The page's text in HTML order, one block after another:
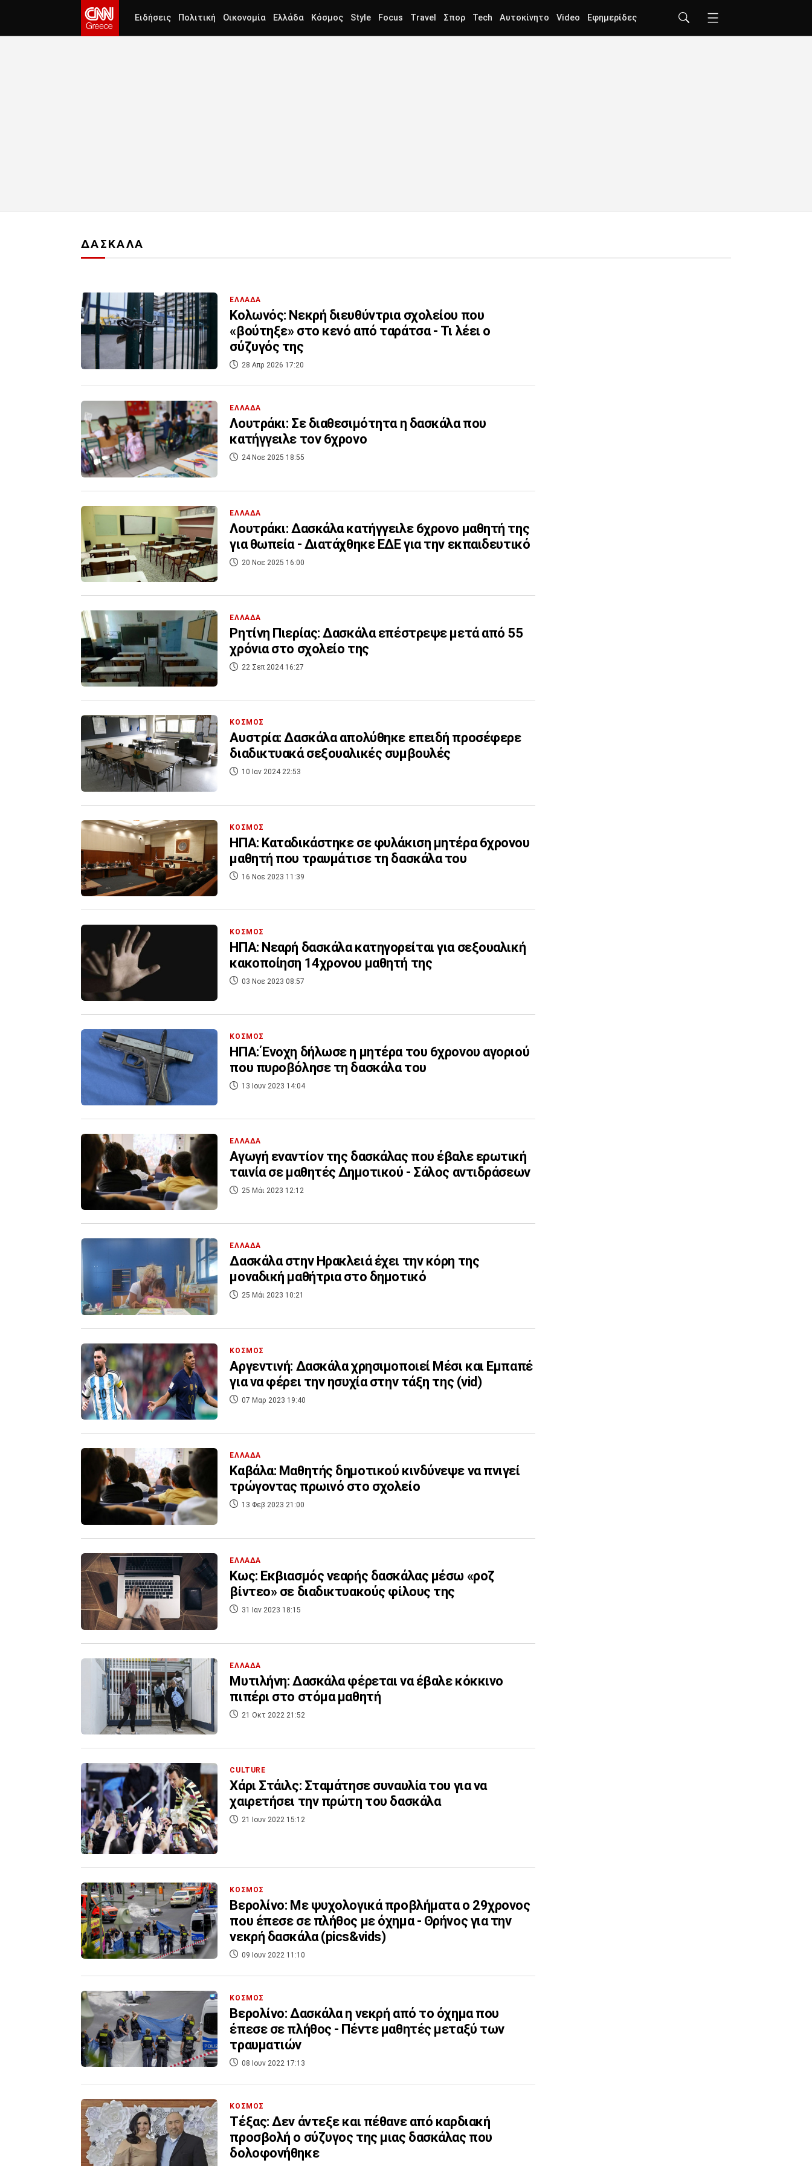
Ειδήσεις Πολιτική Οικονομία Ελλάδα Κόσμος Style Focus Travel Σπορ Tech Αυτοκίνητο Video Εφημερίδες
ΔΑΣΚΑΛΑ
ΕΛΛΑΔΑ
Κολωνός: Νεκρή διευθύντρια σχολείου που
«βούτηξε» στο κενό από ταράτσα - Τι λέει ο
σύζυγός της
28 Απρ 2026 17:20
ΕΛΛΑΔΑ
Λουτράκι: Σε διαθεσιμότητα η δασκάλα που
κατήγγειλε τον 6χρονο
24 Νοε 2025 18:55
ΕΛΛΑΔΑ
Λουτράκι: Δασκάλα κατήγγειλε 6χρονο μαθητή της
για θωπεία - Διατάχθηκε ΕΔΕ για την εκπαιδευτικό
20 Νοε 2025 16:00
ΕΛΛΑΔΑ
Ρητίνη Πιερίας: Δασκάλα επέστρεψε μετά από 55
χρόνια στο σχολείο της
22 Σεπ 2024 16:27
ΚΟΣΜΟΣ
Αυστρία: Δασκάλα απολύθηκε επειδή προσέφερε
διαδικτυακά σεξουαλικές συμβουλές
10 Ιαν 2024 22:53
ΚΟΣΜΟΣ
ΗΠΑ: Καταδικάστηκε σε φυλάκιση μητέρα 6χρονου
μαθητή που τραυμάτισε τη δασκάλα του
16 Νοε 2023 11:39
ΚΟΣΜΟΣ
ΗΠΑ: Νεαρή δασκάλα κατηγορείται για σεξουαλική
κακοποίηση 14χρονου μαθητή της
03 Νοε 2023 08:57
ΚΟΣΜΟΣ
ΗΠΑ: Ένοχη δήλωσε η μητέρα του 6χρονου αγοριού
που πυροβόλησε τη δασκάλα του
13 Ιουν 2023 14:04
ΕΛΛΑΔΑ
Αγωγή εναντίον της δασκάλας που έβαλε ερωτική
ταινία σε μαθητές Δημοτικού - Σάλος αντιδράσεων
25 Μάι 2023 12:12
ΕΛΛΑΔΑ
Δασκάλα στην Ηρακλειά έχει την κόρη της
μοναδική μαθήτρια στο δημοτικό
25 Μάι 2023 10:21
ΚΟΣΜΟΣ
Αργεντινή: Δασκάλα χρησιμοποιεί Μέσι και Εμπαπέ
για να φέρει την ησυχία στην τάξη της (vid)
07 Μαρ 2023 19:40
ΕΛΛΑΔΑ
Καβάλα: Μαθητής δημοτικού κινδύνεψε να πνιγεί
τρώγοντας πρωινό στο σχολείο
13 Φεβ 2023 21:00
ΕΛΛΑΔΑ
Κως: Εκβιασμός νεαρής δασκάλας μέσω «ροζ
βίντεο» σε διαδικτυακούς φίλους της
31 Ιαν 2023 18:15
ΕΛΛΑΔΑ
Μυτιλήνη: Δασκάλα φέρεται να έβαλε κόκκινο
πιπέρι στο στόμα μαθητή
21 Οκτ 2022 21:52
CULTURE
Χάρι Στάιλς: Σταμάτησε συναυλία του για να
χαιρετήσει την πρώτη του δασκάλα
21 Ιουν 2022 15:12
ΚΟΣΜΟΣ
Βερολίνο: Με ψυχολογικά προβλήματα ο 29χρονος
που έπεσε σε πλήθος με όχημα - Θρήνος για την
νεκρή δασκάλα (pics&vids)
09 Ιουν 2022 11:10
ΚΟΣΜΟΣ
Βερολίνο: Δασκάλα η νεκρή από το όχημα που
έπεσε σε πλήθος - Πέντε μαθητές μεταξύ των
τραυματιών
08 Ιουν 2022 17:13
ΚΟΣΜΟΣ
Τέξας: Δεν άντεξε και πέθανε από καρδιακή
προσβολή ο σύζυγος της μιας δασκάλας που
δολοφονήθηκε